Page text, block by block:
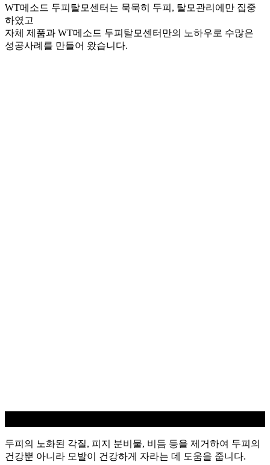
WT메소드 두피탈모센터는 묵묵히 두피, 탈모관리에만 집중
하였고
자체 제품과 WT메소드 두피탈모센터만의 노하우로 수많은
성공사례를 만들어 왔습니다.
두피의 노화된 각질, 피지 분비물, 비듬 등을 제거하여 두피의
건강뿐 아니라 모발이 건강하게 자라는 데 도움을 줍니다.